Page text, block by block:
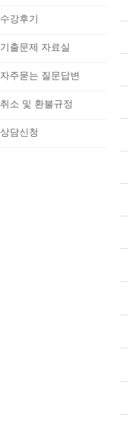
수강후기
기출문제 자료실
자주묻는 질문답변
취소 및 환불규정
상담신청